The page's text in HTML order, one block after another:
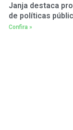
Janja destaca
de políticas
Confira »